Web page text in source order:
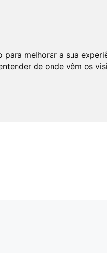
melhorar a sua
de onde vêm os